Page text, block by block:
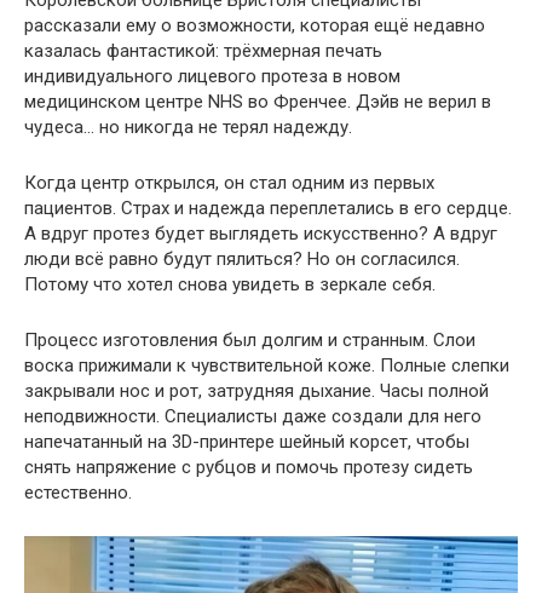
рассказали ему о возможности, которая ещё недавно
казалась фантастикой: трёхмерная печать
индивидуального лицевого протеза в новом
медицинском центре NHS во Френчее. Дэйв не верил в
чудеса… но никогда не терял надежду.
Когда центр открылся, он стал одним из первых
пациентов. Страх и надежда переплетались в его сердце.
А вдруг протез будет выглядеть искусственно? А вдруг
люди всё равно будут пялиться? Но он согласился.
Потому что хотел снова увидеть в зеркале себя.
Процесс изготовления был долгим и странным. Слои
воска прижимали к чувствительной коже. Полные слепки
закрывали нос и рот, затрудняя дыхание. Часы полной
неподвижности. Специалисты даже создали для него
напечатанный на 3D-принтере шейный корсет, чтобы
снять напряжение с рубцов и помочь протезу сидеть
естественно.